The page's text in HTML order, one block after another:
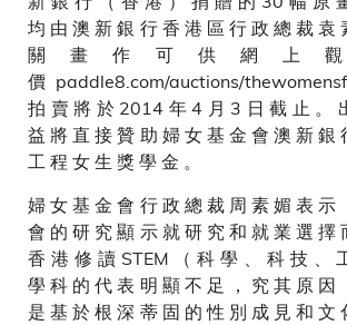
均 由 澳 新 銀 行 香 港 區 行 政 總 裁 袁
關 畫 作 可 供 網 上
價 paddle8.com/auctions/
拍 賣 將 於 2014 年 4 月 3 日 截 止 。
益 將 直 接 贊 助 婦 女 基 金 會 澳 新 銀
工 程 女 生 獎 學 金 。
婦 女 基 金 會 行 政 總 裁 周 素 媚 表 示
會 的 研 究 顯 示 就 研 究 和 就 業 選 擇
香 港 修 讀 STEM （ 科 學 、 科 技 、
學 科 的 代 表 明 顯 不 足 ， 究 其 原 因
是 基 於 根 深 蒂 固 的 性 別 成 見 和 文